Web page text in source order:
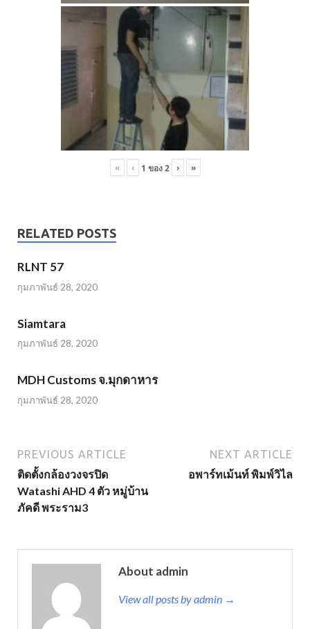
« ‹ 1 ของ2 › »
RELATED POSTS
RLNT 57
กุมภาพันธ์ 28, 2020
Siamtara
กุมภาพันธ์ 28, 2020
MDH Customs จ.มุกดาหาร
กุมภาพันธ์ 28, 2020
PREVIOUS ARTICLE
ติดตั้งกล้องวงจรปิด
Watashi AHD 4 ตัว หมู่บ้าน
ภัคดี พระราม3
NEXT ARTICLE
อพาร์ทเม้นท์ พิมพ์วิไล
About admin
View all posts by admin →